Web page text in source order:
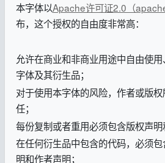
本字体以Apache许可证2.0（
布，这个授权的自由度非常高：
允许在商业和非商业用途中自由使
字体及其衍生品；
对于使用本字体的风险，作者或版
任；
每份复制或者重用必须包含版权声明
在任何衍生品中包含的代码，必须
明和作者声明；